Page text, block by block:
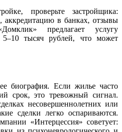
проверьте застройщика:
аккредитацию в банках, отзывы
предлагает услугу
5–10 тысяч рублей, что может
биография. Если жилье часто
срок, это тревожный сигнал.
несовершеннолетних или
сделки легко оспариваются.
«Интерцессия» советует: